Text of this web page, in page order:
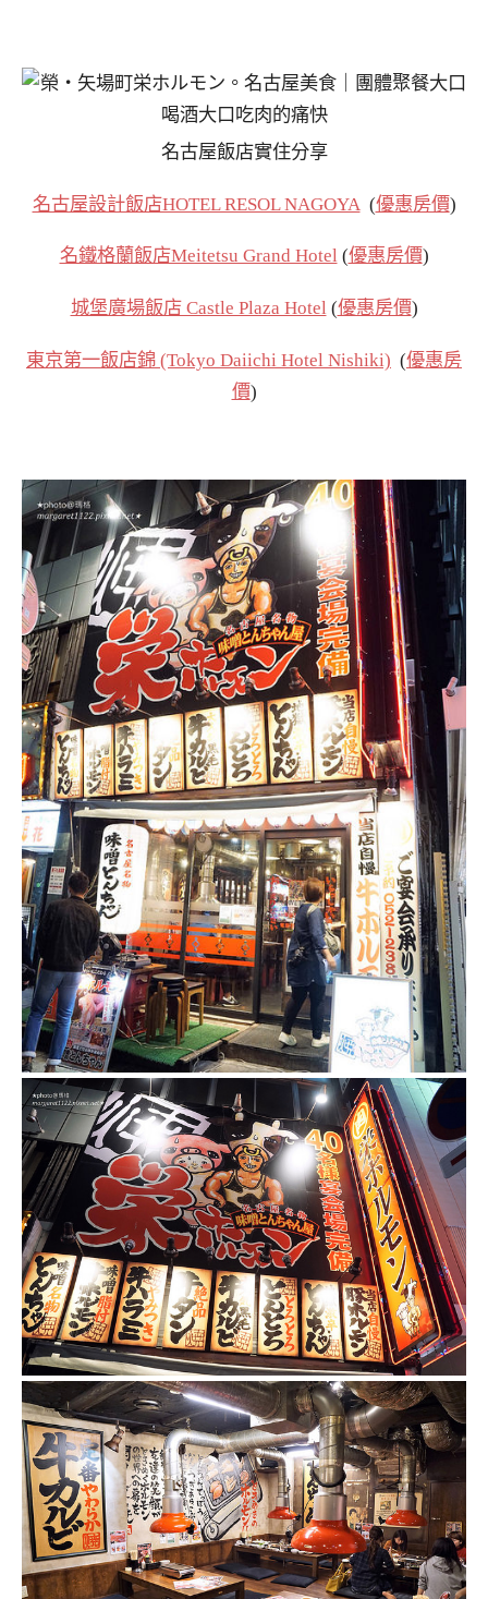
名古屋飯店實住分享
名古屋設計飯店HOTEL RESOL NAGOYA (優惠房價)
名鐵格蘭飯店Meitetsu Grand Hotel(優惠房價)
城堡廣場飯店 Castle Plaza Hotel(優惠房價)
東京第一飯店錦 (Tokyo Daiichi Hotel Nishiki) (優惠房
價)